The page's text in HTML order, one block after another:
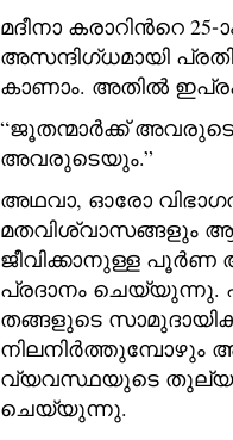
മദീനാ കരാറിന്‍റെ
അസന്ദിഗ്ധമായി
കാണാം. അതില്‍
“ജൂതന്മാര്‍ക്ക്
അവരുടെയും.”
അഥവാ, ഓരോ
മതവിശ്വാസങ്ങളും
ജീവിക്കാനുള്ള
പ്രദാനം ചെയ്യുന്നു.
തങ്ങളുടെ
നിലനിര്‍ത്തുമ്പോഴും
വ്യവസ്ഥയുടെ തുല്യ
ചെയ്യുന്നു.